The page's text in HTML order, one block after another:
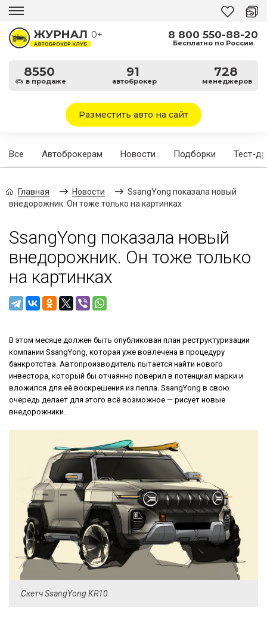
0+
8550
в продаже
91
автоброкер
728
менеджеров
8 800 550-88-20
Бесплатно по России
Разместить авто на сайт
Все Автоброкерам Новости Подборки Тест-
Главная Новости
SsangYong показала новый
внедорожник. Он тоже только на картинках
SsangYong показала новый
внедорожник. Он тоже только
на картинках
В этом месяце должен быть опубликован план реструктуризации
компании SsangYong, которая уже вовлечена в процедуру
банкротства. Автопроизводитель пытается найти нового
инвестора, который бы отчаянно поверил в потенциал марки и
вложился для её воскрешения из пепла. SsangYong в свою
очередь делает для этого всё возможное — рисует новые
внедорожники.
Скетч SsangYong KR10